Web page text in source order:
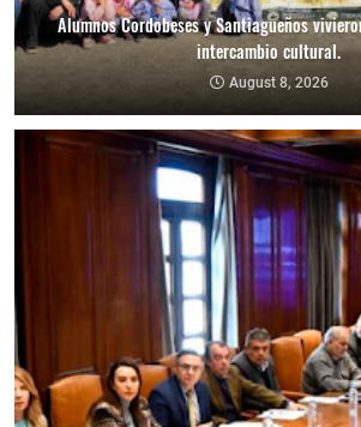
Alumnos Cordobeses y Santiagueños
intercambio cultural.
August 8, 2026